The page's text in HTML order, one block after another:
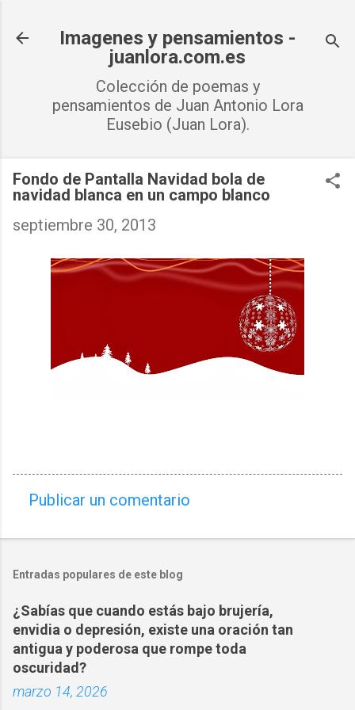
Imagenes y pensamientos -
juanlora.com.es
Colección de poemas y
pensamientos de Juan Antonio Lora
Eusebio (Juan Lora).
Fondo de Pantalla Navidad bola de
navidad blanca en un campo blanco
septiembre 30, 2013
o
e
n
t
a
r
i
Publicar un comentario
Entradas populares de este blog
¿Sabías que cuando estás bajo brujería,
envidia o depresión, existe una oración tan
antigua y poderosa que rompe toda
oscuridad?
marzo 14, 2026